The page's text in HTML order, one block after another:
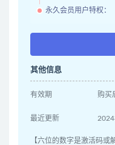
永久会员用户特权：
其他信息
有效期 购买
最近更新
【六位的数字是激活码或